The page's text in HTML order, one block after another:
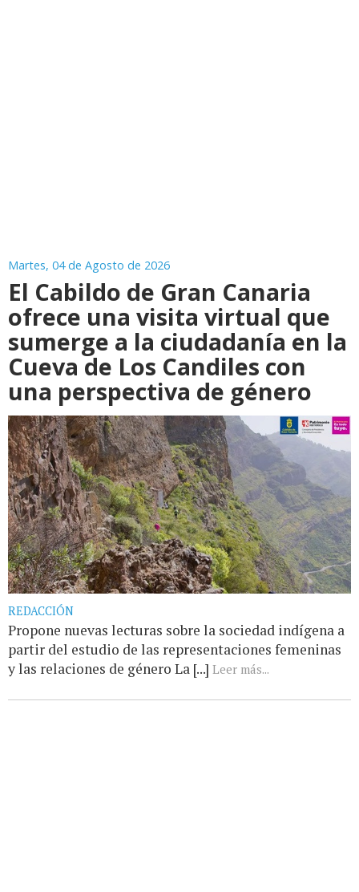
Martes, 04 de Agosto de 2026
El Cabildo de Gran Canaria
ofrece una visita virtual que
sumerge a la ciudadanía en la
Cueva de Los Candiles con
una perspectiva de género
REDACCIÓN
Propone nuevas lecturas sobre la sociedad indígena a
partir del estudio de las representaciones femeninas
y las relaciones de género La [...] Leer más...